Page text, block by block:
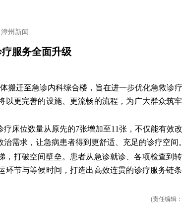
漳州新闻
服务全面升级
搬迁至急诊内科综合楼，旨在进一步优化急救诊疗
以更完善的设施、更流畅的流程，为广大群众筑
床位数量从原先的7张增加至11张，不仅能有效
需求，让急病患者得到更舒适、充足的诊疗空间。
，打破空间壁垒。患者从急诊就诊、各项检查到
环节与等候时间，打造出高效连贯的诊疗服务链
(责任编辑